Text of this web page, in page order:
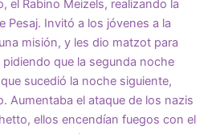
el Rabino Meizels, realizando la
Pesaj. Invitó a los jóvenes a la
misión, y les dio matzot para
que la segunda noche
sucedió la noche siguiente,
Aumentaba el ataque de los nazis
ellos encendían fuegos con el